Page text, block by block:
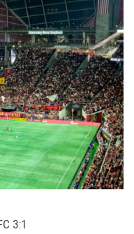
3:1